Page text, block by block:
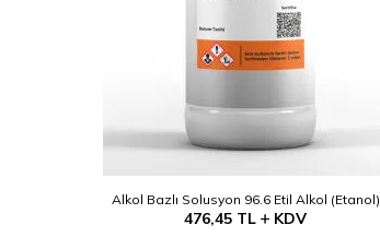
Alkol Bazlı Solusyon 96.6 Etil Alkol (Etanol)
476,45 TL KDV